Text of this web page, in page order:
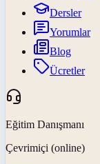
Dersler
Yorumlar
Blog
Ücretler
Eğitim Danışmanı
Çevrimiçi (online)